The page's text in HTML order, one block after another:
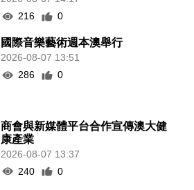
216
0
國際音樂藝術週本澳舉行
2026-08-07 13:51
286
0
商會與新媒體平台合作宣傳澳大健
康產業
2026-08-07 13:37
240
0